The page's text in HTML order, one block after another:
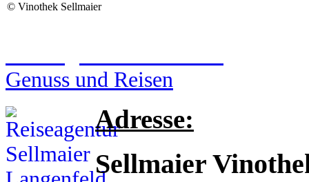
© Vinothek Sellmaier
Genuss und Reisen
Adresse:
Sellmaier